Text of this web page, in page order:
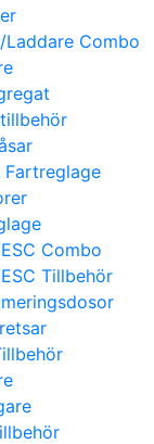
Laddare Combo
Fartreglage
Combo
Tillbehör